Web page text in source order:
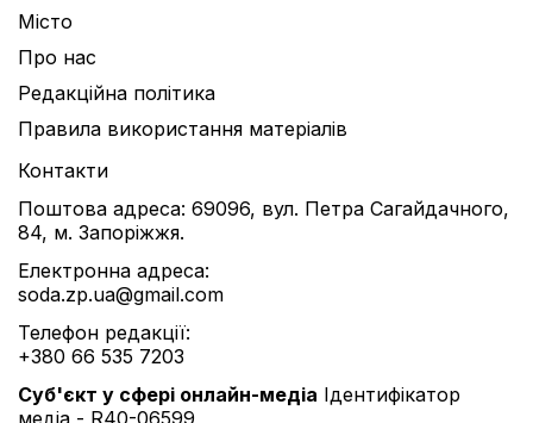
Місто
Про нас
Редакційна політика
Правила використання матеріалів
Контакти
Поштова адреса: 69096, вул. Петра Сагайдачного,
84, м. Запоріжжя.
Електронна адреса:
soda.zp.ua@gmail.com
Телефон редакції:
+380 66 535 7203
Cуб'єкт у сфері онлайн-медіа Ідентифікатор